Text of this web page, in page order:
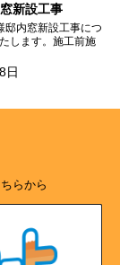
新設工事
邸内窓新設工事につ
します。施工前施
日
らから